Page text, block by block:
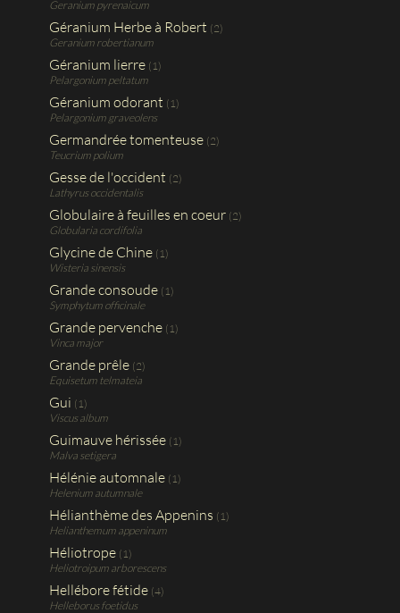
Geranium pyrenaicum
Géranium Herbe à Robert (2)
Geranium robertianum
Géranium lierre (1)
Pelargonium peltatum
Géranium odorant (1)
Pelargonium graveolens
Germandrée tomenteuse (2)
Teucrium polium
Gesse de l'occident (2)
Lathyrus occidentalis
Globulaire à feuilles en coeur (2)
Globularia cordifolia
Glycine de Chine (1)
Wisteria sinensis
Grande consoude (1)
Symphytum officinale
Grande pervenche (1)
Vinca major
Grande prêle (2)
Equisetum telmateia
Gui (1)
Viscus album
Guimauve hérissée (1)
Malva setigera
Hélénie automnale (1)
Helenium autumnale
Hélianthème des Appenins (1)
Helianthemum appeninum
Héliotrope (1)
Heliotroipum arborescens
Hellébore fétide (4)
Helleborus foetidus